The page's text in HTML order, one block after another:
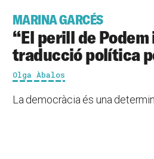
MARINA GARCÉS
“El perill de
traducció política
Olga Àbalos
La democràcia és una